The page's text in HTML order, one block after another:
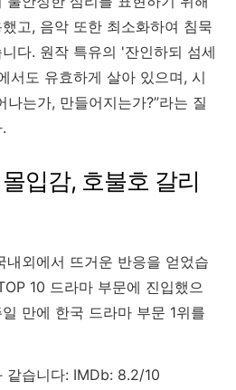
고, 음악 또한 최소화하여 침묵
다. 원작 특유의 '잔인하되 섬세
서도 유효하게 살아 있으며, 시
나는가, 만들어지는가?”라는 질
입감, 호불호 갈리
내외에서 뜨거운 반응을 얻었습
10 드라마 부문에 진입했으
만에 한국 드라마 부문 1위를
같습니다: IMDb: 8.2/10